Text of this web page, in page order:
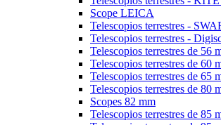
Scope LEICA
Telescopios terrestres -
Telescopios terrestres -
Telescopios terrestres de 56
Telescopios terrestres de 60
Telescopios terrestres de 65
Telescopios terrestres de 80
Scopes 82 mm
Telescopios terrestres de 85